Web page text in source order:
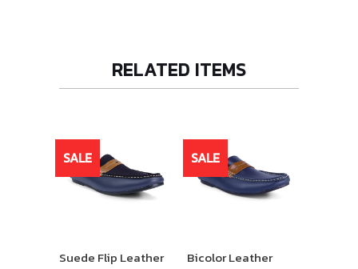
RELATED ITEMS
Suede Flip Leather
SALE
Bicolor Leather
SALE